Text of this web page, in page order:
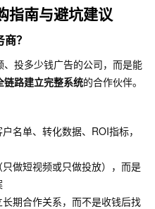
流完整
业
解强、
自媒体
效率、
小微企
业、轻
降本增
需
指南与避坑建议
？
投多少钱广告的公司，而是能
链路建立完整系统的合作伙伴。
名单、转化数据、ROI指标，
做短视频或只做投放），而是
期合作关系，而不是收钱后找